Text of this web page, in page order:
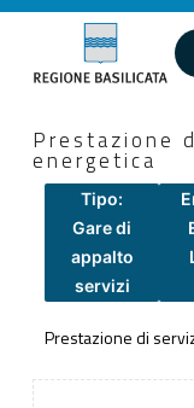
Prestazione
energetica
Tipo:
Gare di
appalto
servizi
Prestazione di